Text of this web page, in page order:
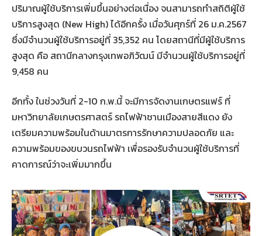
ปริมาณผู้ใช้บริการเพิ่มขึ้นอย่างต่อเนื่อง จนสามารถทำสถิติผู้ใช้
บริการสูงสุด (New High) ได้อีกครั้ง เมื่อวันศุกร์ที่ 26 ม.ค.2567
ซึ่งมีจำนวนผู้ใช้บริการอยู่ที่ 35,352 คน โดยสถานีที่มีผู้ใช้บริการ
สูงสุด คือ สถานีกลางกรุงเทพอภิวัฒน์ มีจำนวนผู้ใช้บริการอยู่ที่
9,458 คน
อีกทั้ง ในช่วงวันที่ 2-10 ก.พ.นี้ จะมีการจัดงานเกษตรแฟร์ ที่
มหาวิทยาลัยเกษตรศาสตร์ รถไฟฟ้าชานเมืองสายสีแดง ยัง
เตรียมความพร้อมในด้านมาตรการรักษาความปลอดภัย และ
ความพร้อมของขบวนรถไฟฟ้า เพื่อรองรับจำนวนผู้ใช้บริการที่
คาดการณ์ว่าจะเพิ่มมากขึ้น